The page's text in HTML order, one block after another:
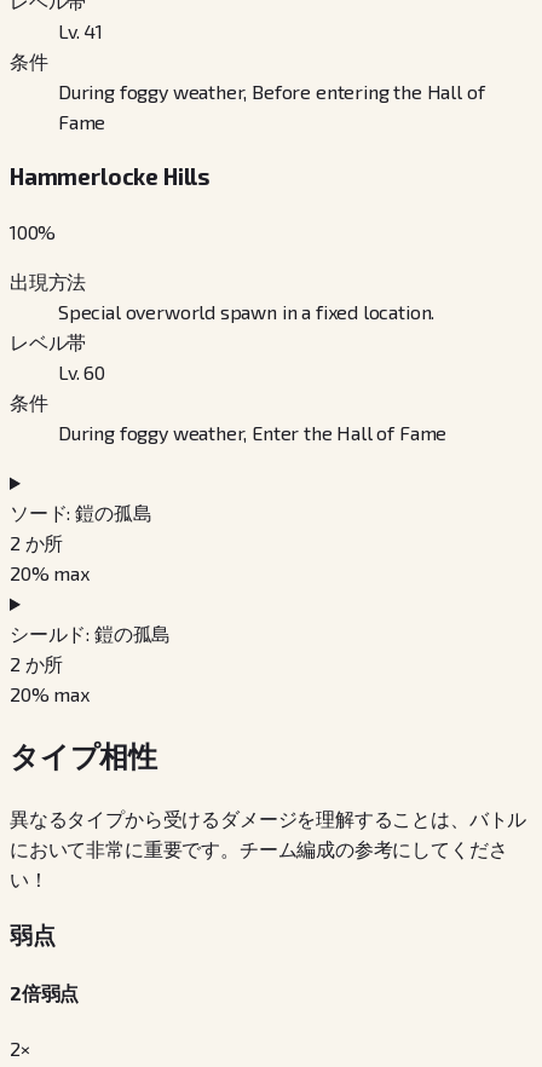
Lv. 41
条件
During foggy weather, Before entering the Hall of
Fame
Hammerlocke Hills
100%
出現方法
Special overworld spawn in a fixed location.
レベル帯
Lv. 60
条件
During foggy weather, Enter the Hall of Fame
ソード: 鎧の孤島
2 か所
20% max
シールド: 鎧の孤島
2 か所
20% max
タイプ相性
異なるタイプから受けるダメージを理解することは、バトル
において非常に重要です。チーム編成の参考にしてくださ
い！
弱点
2倍弱点
2×